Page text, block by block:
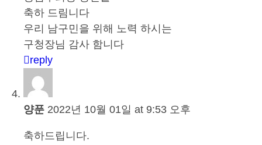
축하 드림니다
우리 남구민을 위해 노력 하시는
구청장님 감사 함니다
reply
양푼 2022년 10월 01일 at 9:53 오후
축하드립니다.